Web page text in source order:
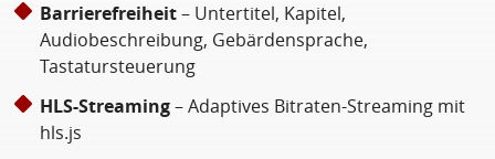
Barrierefreiheit– Untertitel, Kapitel,
Audiobeschreibung, Gebärdensprache,
Tastatursteuerung
HLS-Streaming– Adaptives Bitraten-Streaming mit
hls.js